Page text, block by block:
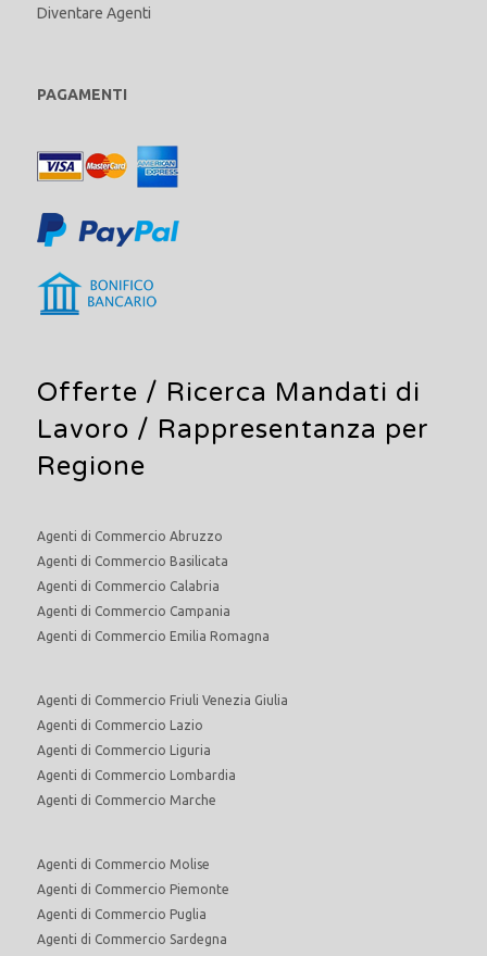
Diventare Agenti
PAGAMENTI
Offerte / Ricerca Mandati di
Lavoro / Rappresentanza per
Regione
Agenti di Commercio Abruzzo
Agenti di Commercio Basilicata
Agenti di Commercio Calabria
Agenti di Commercio Campania
Agenti di Commercio Emilia Romagna
Agenti di Commercio Friuli Venezia Giulia
Agenti di Commercio Lazio
Agenti di Commercio Liguria
Agenti di Commercio Lombardia
Agenti di Commercio Marche
Agenti di Commercio Molise
Agenti di Commercio Piemonte
Agenti di Commercio Puglia
Agenti di Commercio Sardegna